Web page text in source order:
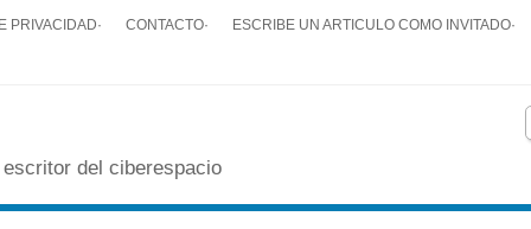
PRIVACIDAD· CONTACTO· ESCRIBE UN ARTICULO COMO INVITADO·
del ciberespacio